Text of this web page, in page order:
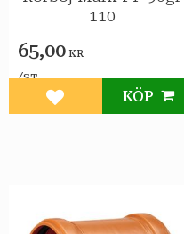
110
65,00 KR
/ST
Lägg till i favoriter
KÖP